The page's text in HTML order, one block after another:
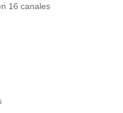
16 canales